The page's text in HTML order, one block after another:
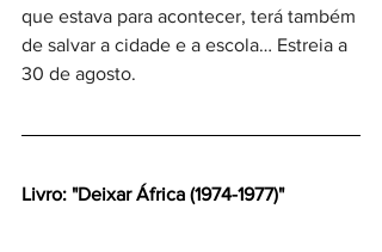
que estava para acontecer, terá também
de salvar a cidade e a escola… Estreia a
30 de agosto.
Livro: "Deixar África (1974-1977)"